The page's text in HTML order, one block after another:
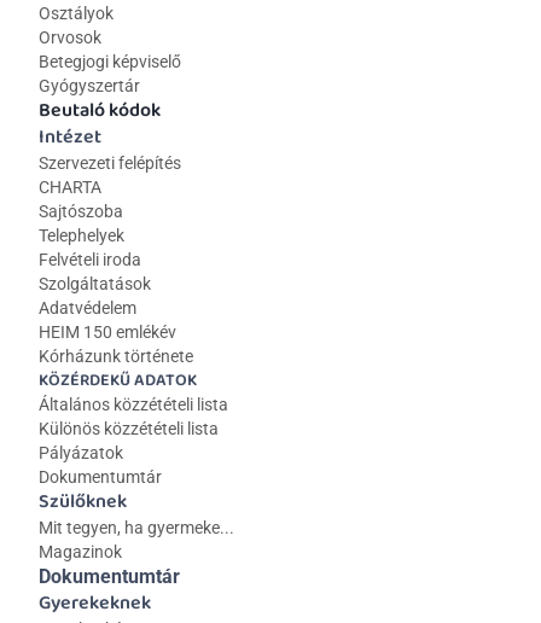
Osztályok
Orvosok
Betegjogi képviselő
Gyógyszertár
Beutaló kódok
Intézet
Szervezeti felépítés
CHARTA
Sajtószoba
Telephelyek
Felvételi iroda
Szolgáltatások
Adatvédelem
HEIM 150 emlékév
Kórházunk története
KÖZÉRDEKŰ ADATOK
Általános közzétételi lista
Különös közzétételi lista
Pályázatok
Dokumentumtár
Szülőknek
Mit tegyen, ha gyermeke...
Magazinok
Gyerekeknek
Dokumentumtár